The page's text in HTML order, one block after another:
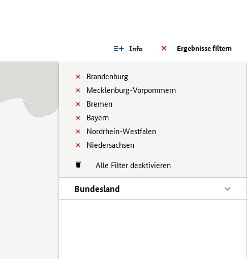
Ergebnisse filtern
Info
Brandenburg
Mecklenburg-Vorpommern
Bremen
Bayern
Nordrhein-Westfalen
Niedersachsen
Alle Filter deaktivieren
Bundesland